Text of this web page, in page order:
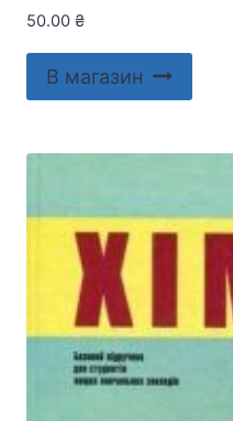
50.00 ₴
В магазин